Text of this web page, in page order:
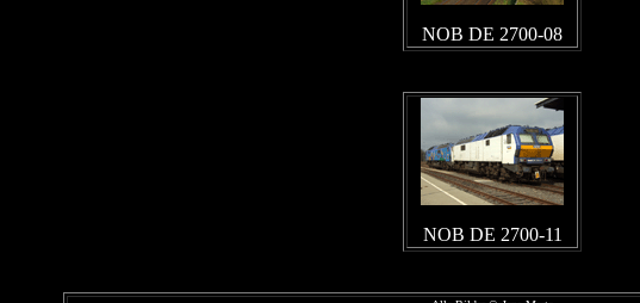
NOB DE 2700-08
NOB DE 2700-11